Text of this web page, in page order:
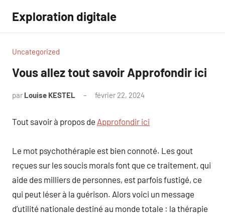
contenu
Exploration digitale
Uncategorized
Vous allez tout savoir Approfondir ici
par Louise KESTEL février 22, 2024
Tout savoir à propos de Approfondir ici
Le mot psychothérapie est bien connoté. Les gout
reçues sur les soucis morals font que ce traitement, qui
aide des milliers de personnes, est parfois fustigé, ce
qui peut léser à la guérison. Alors voici un message
d’utilité nationale destiné au monde totale : la thérapie